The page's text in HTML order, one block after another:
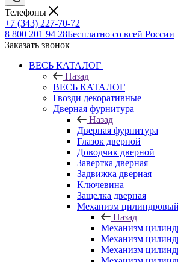
Телефоны
+7 (343) 227-70-72
8 800 201 94 28Бесплатно со всей России
Заказать звонок
ВЕСЬ КАТАЛОГ
Назад
ВЕСЬ КАТАЛОГ
Гвозди декоративные
Дверная фурнитура
Назад
Дверная фурнитура
Глазок дверной
Доводчик дверной
Завертка дверная
Задвижка дверная
Ключевина
Защелка дверная
Механизм цилиндровый
Назад
Механизм
Механизм
Механизм